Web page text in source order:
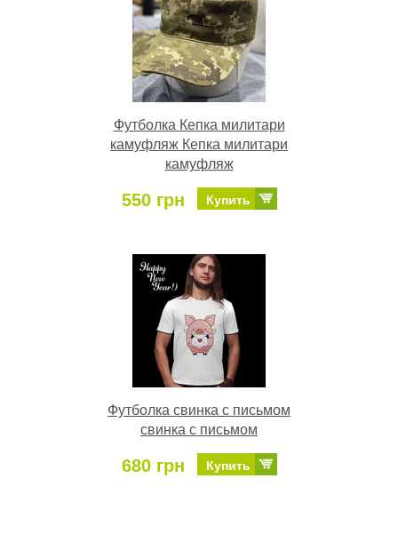
Футболка Кепка милитари
камуфляж Кепка милитари
камуфляж
550 грн Купить
Футболка свинка с письмом
свинка с письмом
680 грн Купить